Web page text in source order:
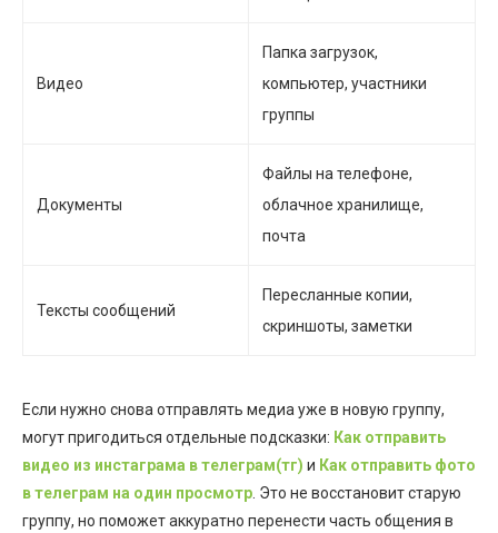
Видео
Папка загрузок,
компьютер, участники
группы
Документы
Файлы на телефоне,
облачное хранилище,
почта
Тексты сообщений
Пересланные копии,
скриншоты, заметки
Если нужно снова отправлять медиа уже в новую группу,
могут пригодиться отдельные подсказки: Как отправить
видео из инстаграма в телеграм(тг) и Как отправить фото
в телеграм на один просмотр . Это не восстановит старую
группу, но поможет аккуратно перенести часть общения в